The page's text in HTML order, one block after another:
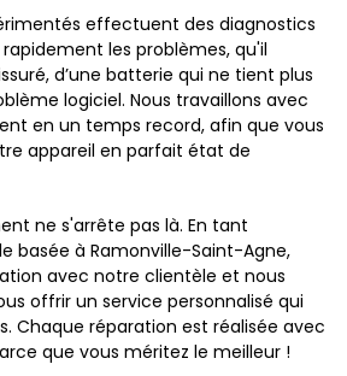
effectuent des diagnostics
les problèmes, qu'il
d’une batterie qui ne tient plus
logiciel. Nous travaillons avec
en un temps record, afin que vous
appareil en parfait état de
ne s'arrête pas là. En tant
basée à Ramonville-Saint-Agne,
avec notre clientèle et nous
offrir un service personnalisé qui
Chaque réparation est réalisée avec
que vous méritez le meilleur !